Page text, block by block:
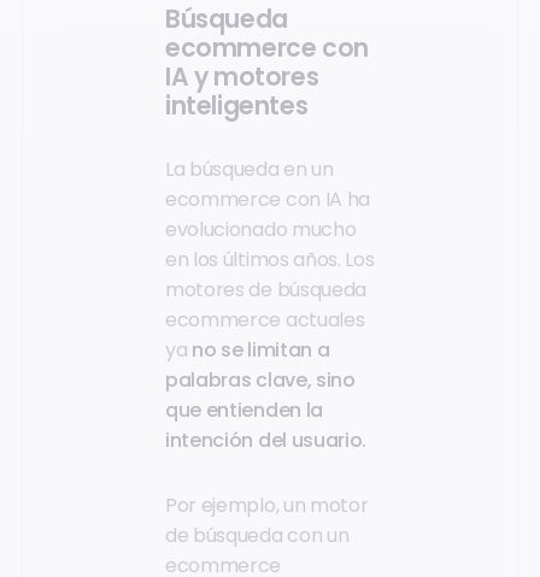
Búsqueda
ecommerce con
IA y motores
inteligentes
La búsqueda en un
ecommerce con IA ha
evolucionado mucho
en los últimos años. Los
motores de búsqueda
ecommerce actuales
ya no se limitan a
palabras clave, sino
que entienden la
intención del usuario.
Por ejemplo, un motor
de búsqueda con un
ecommerce